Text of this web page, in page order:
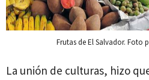
Frutas de El Salvador. Foto
La unión de culturas, hizo